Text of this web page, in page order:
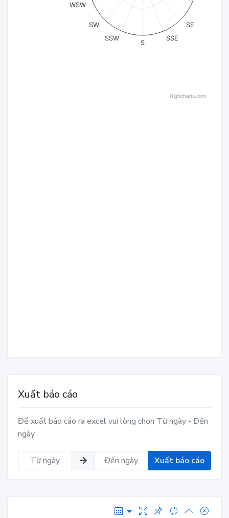
SE
SSE
S
SSW
SW
WSW
Highcharts.com
Xuất báo cáo
Để xuất báo cáo ra excel vui lòng chọn Từ ngày - Đến
ngày
Xuất báo cáo